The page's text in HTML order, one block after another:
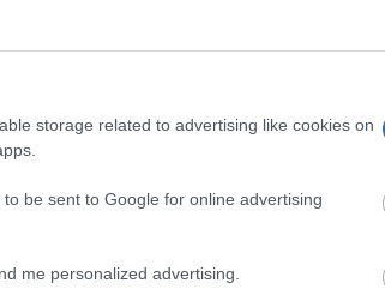
storage related to advertising like cookies on
be sent to Google for online advertising
me personalized advertising.